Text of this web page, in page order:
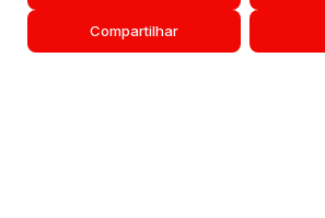
Compartilhar